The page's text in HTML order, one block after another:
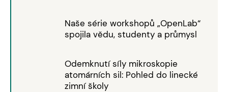
Naše série workshopů „OpenLab“
spojila vědu, studenty a průmysl
Odemknutí síly mikroskopie
atomárních sil: Pohled do linecké
zimní školy